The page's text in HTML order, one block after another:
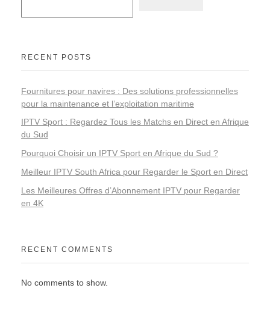
RECENT POSTS
Fournitures pour navires : Des solutions professionnelles
pour la maintenance et l’exploitation maritime
IPTV Sport : Regardez Tous les Matchs en Direct en Afrique
du Sud
Pourquoi Choisir un IPTV Sport en Afrique du Sud ?
Meilleur IPTV South Africa pour Regarder le Sport en Direct
Les Meilleures Offres d’Abonnement IPTV pour Regarder
en 4K
RECENT COMMENTS
No comments to show.